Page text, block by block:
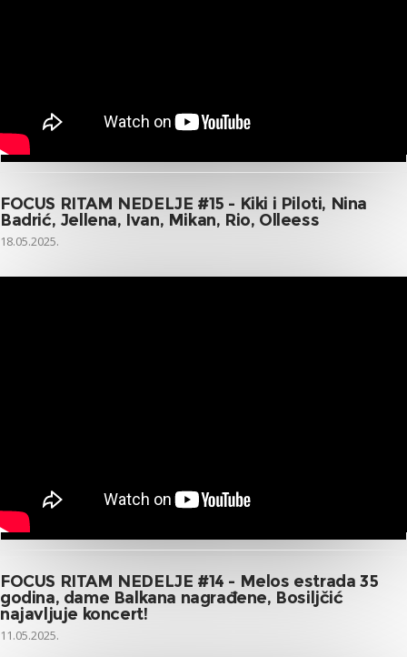
FOCUS RITAM NEDELJE #15 - Kiki i Piloti, Nina
Badrić, Jellena, Ivan, Mikan, Rio, Olleess
18.05.2025.
FOCUS RITAM NEDELJE #14 - Melos estrada 35
godina, dame Balkana nagrađene, Bosiljčić
najavljuje koncert!
11.05.2025.